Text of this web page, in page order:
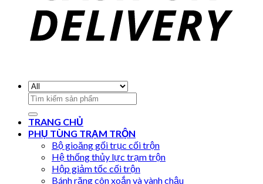
Search
for:
TRANG CHỦ
PHỤ TÙNG TRẠM TRỘN
Bộ gioăng gối trục cối trộn
Hệ thống thủy lực trạm trộn
Hộp giảm tốc cối trộn
Bánh răng côn xoắn và vành chậu